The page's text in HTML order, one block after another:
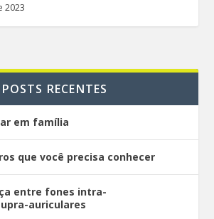
2023
POSTS RECENTES
em família
que você precisa conhecer
entre fones intra-
auriculares